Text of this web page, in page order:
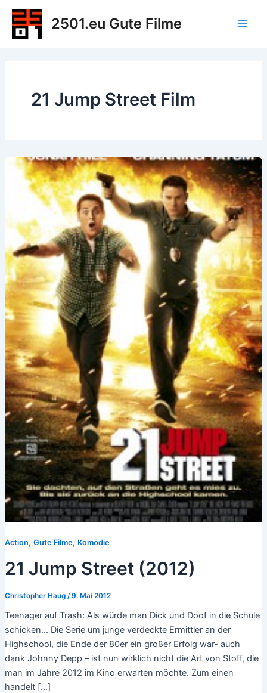
Zum
Inhalt
springen
2501.eu Gute Filme
21 Jump Street Film
Action, Gute Filme, Komödie
21 Jump Street (2012)
Christopher Haug /9. Mai 2012
Teenager auf Trash: Als würde man Dick und Doof in die Schule
schicken… Die Serie um junge verdeckte Ermittler an der
Highschool, die Ende der 80er ein großer Erfolg war- auch
dank Johnny Depp – ist nun wirklich nicht die Art von Stoff, die
man im Jahre 2012 im Kino erwarten möchte. Zum einen
handelt […]